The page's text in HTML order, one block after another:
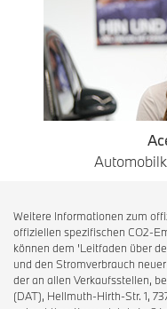
Weitere Informationen zum
offiziellen spezifischen CO2-
können dem 'Leitfaden über
und den Stromverbrauch
der an allen Verkaufsstellen,
(DAT), Hellmuth-Hirth-Str. 1,